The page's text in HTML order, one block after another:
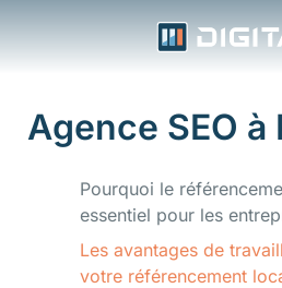
Agence SEO à
Pourquoi le
essentiel pour les
Les avantages de
votre référencement